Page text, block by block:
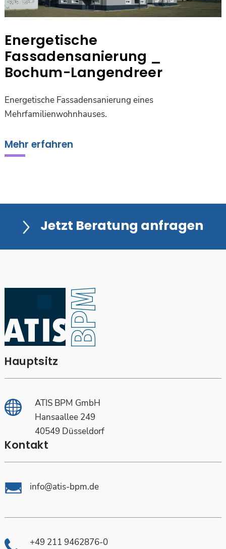
Energetische
Fassadensanierung _
Bochum-Langendreer
Energetische Fassadensanierung eines
Mehrfamilienwohnhauses.
Mehr erfahren
Jetzt Beratung anfragen
Hauptsitz
ATIS BPM GmbH
Hansaallee 249
40549 Düsseldorf
Kontakt
info@atis-bpm.de
+49 211 9462876-0